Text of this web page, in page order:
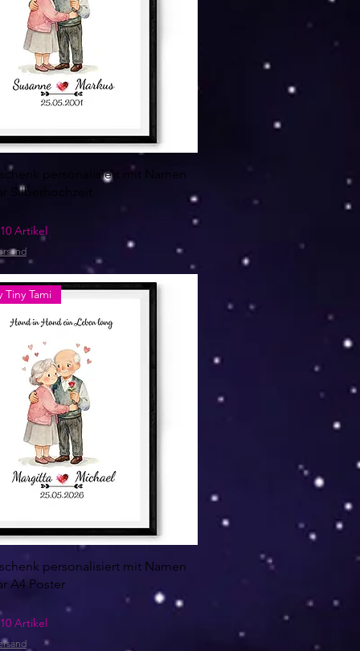
personalisiert mit Namen
Silberhochzeit
Artikel
Tiny Tami
personalisiert mit Namen
A4 Poster
Artikel